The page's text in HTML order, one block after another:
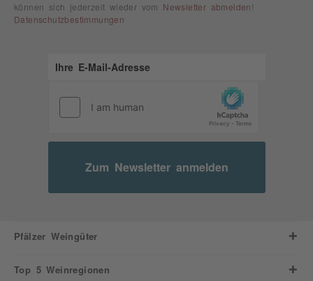
können sich jederzeit wieder vom
Newsletter abmelden
Datenschutzbestimmungen
Zum Newsletter anmelden
Pfälzer Weingüter
Top 5 Weinregionen